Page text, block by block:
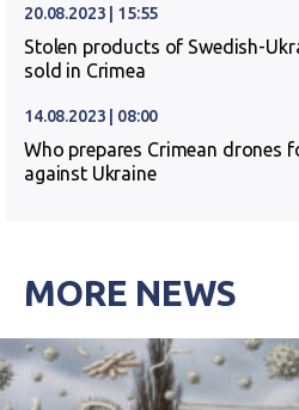
20.08.2023 | 15:55
Stolen products of Swedish-
sold in Crimea
14.08.2023 | 08:00
Who prepares Crimean drones
against Ukraine
MORE NEWS